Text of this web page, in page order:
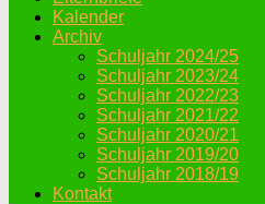
Kalender
Archiv
Schuljahr 2024/25
Schuljahr 2023/24
Schuljahr 2022/23
Schuljahr 2021/22
Schuljahr 2020/21
Schuljahr 2019/20
Schuljahr 2018/19
Kontakt